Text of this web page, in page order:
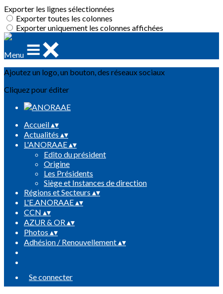
Exporter les lignes sélectionnées
Exporter toutes les colonnes
Exporter uniquement les colonnes affichées
Menu
Ajoutez un logo, un bouton, des réseaux sociaux
Cliquez pour éditer
Accueil▴▾
Actualités ▴▾
L'ANORAAE▴▾
Edito du président
Origine
Les Présidents
Siège et Instances de direction
Régions et Secteurs ▴▾
L'E.ANORAAE▴▾
CCN ▴▾
AZUR & OR▴▾
Photos ▴▾
Adhésion / Renouvellement▴▾
Se connecter